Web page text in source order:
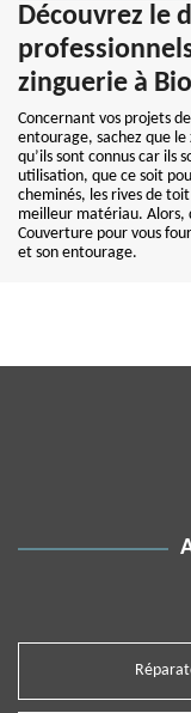
Découvrez le
zinguerie à
Concernant vos projets
entourage, sachez que le
qu’ils sont connus car ils
utilisation, que ce soit
cheminés, les rives de
meilleur matériau. Alors,
Couverture pour vous
et son entourage.